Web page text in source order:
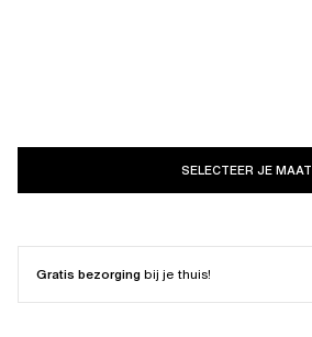
SELECTEER JE MAAT
Gratis bezorgingbij je thuis!